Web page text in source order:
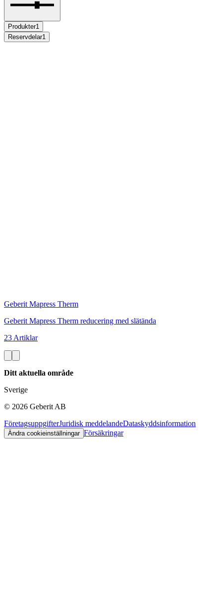
Produkter1
Reservdelar1
Geberit Mapress Therm
Geberit Mapress Therm reducering med slätända
23 Artiklar
Ditt aktuella område
Sverige
© 2026 Geberit AB
FöretagsuppgifterJuridisk meddelandeDataskyddsinformation
Ändra cookieinställningar Försäkringar